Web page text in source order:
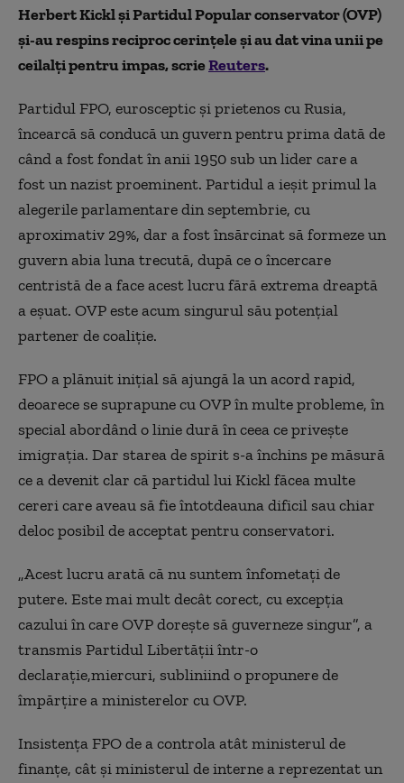
Herbert Kickl și Partidul Popular conservator (OVP)
și-au respins reciproc cerințele și au dat vina unii pe
ceilalți pentru impas, scrieReuters.
Partidul FPO, eurosceptic și prietenos cu Rusia,
încearcă să conducă un guvern pentru prima dată de
când a fost fondat în anii 1950 sub un lider care a
fost un nazist proeminent. Partidul a ieșit primul la
alegerile parlamentare din septembrie, cu
aproximativ 29%, dar a fost însărcinat să formeze un
guvern abia luna trecută, după ce o încercare
centristă de a face acest lucru fără extrema dreaptă
a eșuat. OVP este acum singurul său potențial
partener de coaliție.
FPO a plănuit inițial să ajungă la un acord rapid,
deoarece se suprapune cu OVP în multe probleme, în
special abordând o linie dură în ceea ce privește
imigrația. Dar starea de spirit s-a închins pe măsură
ce a devenit clar că partidul lui Kickl făcea multe
cereri care aveau să fie întotdeauna dificil sau chiar
deloc posibil de acceptat pentru conservatori.
„Acest lucru arată că nu suntem înfometați de
putere. Este mai mult decât corect, cu excepția
cazului în care OVP dorește să guverneze singur”, a
transmis Partidul Libertății într-o
declarație,miercuri, subliniind o propunere de
împărțire a ministerelor cu OVP.
Insistența FPO de a controla atât ministerul de
finanțe, cât și ministerul de interne a reprezentat un